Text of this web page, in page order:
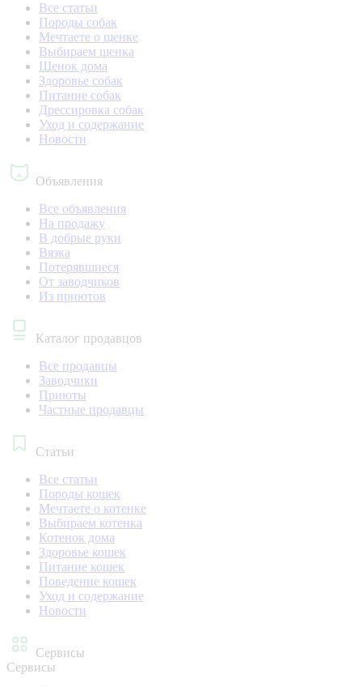
Все статьи
Породы собак
Мечтаете о щенке
Выбираем щенка
Щенок дома
Здоровье собак
Питание собак
Дрессировка собак
Уход и содержание
Новости
Объявления
Все объявления
На продажу
В добрые руки
Вязка
Потерявшиеся
От заводчиков
Из приютов
Каталог продавцов
Все продавцы
Заводчики
Приюты
Частные продавцы
Статьи
Все статьи
Породы кошек
Мечтаете о котенке
Выбираем котенка
Котенок дома
Здоровье кошек
Питание кошек
Поведение кошек
Уход и содержание
Новости
Сервисы
Сервисы